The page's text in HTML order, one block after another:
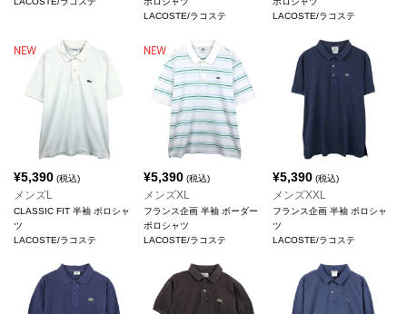
LACOSTE/ラコステ
LACOSTE/ラコステ
¥5,390 (税込)
メンズL
CLASSIC FIT 半袖 ポロシャ
ツ
LACOSTE/ラコステ
¥5,390(税込)
メンズXL
フランス企画 半袖 ボーダー
ポロシャツ
LACOSTE/ラコステ
¥5,390 (税込)
メンズXXL
フランス企画 半袖 ポロシャ
ツ
LACOSTE/ラコステ